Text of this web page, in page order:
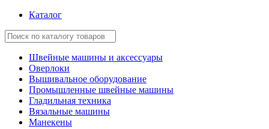
Каталог
Швейные машины и аксессуары
Оверлоки
Вышивальное оборудование
Промышленные швейные машины
Гладильная техника
Вязальные машины
Манекены